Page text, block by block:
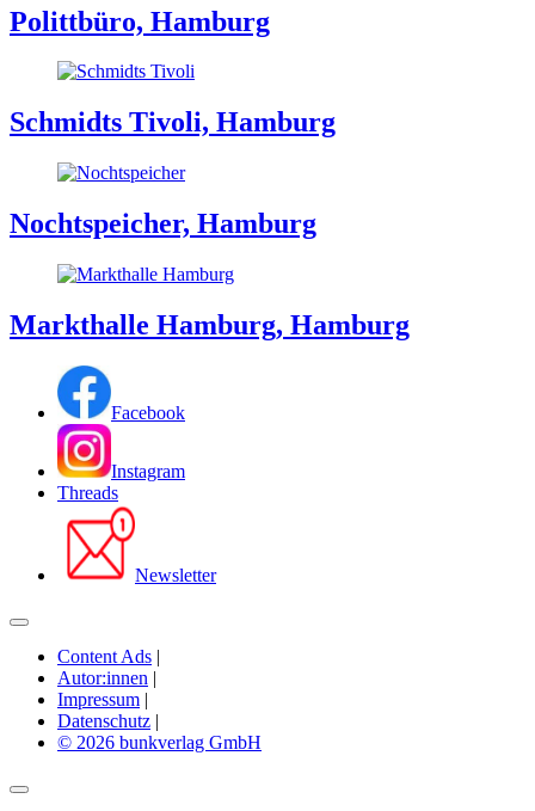
Polittbüro, Hamburg
Schmidts Tivoli, Hamburg
Nochtspeicher, Hamburg
Markthalle Hamburg, Hamburg
Facebook
Instagram
Threads
Newsletter
Content Ads |
Autor:innen |
Impressum |
Datenschutz |
© 2026 bunkverlag GmbH